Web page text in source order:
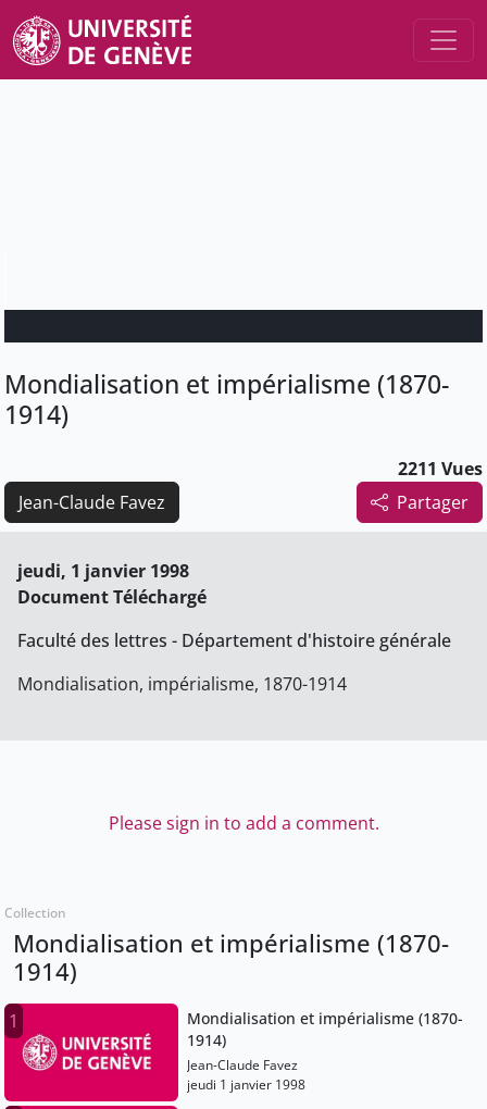
Mondialisation et impérialisme (1870-
1914)
2211 Vues
Partager
Jean-Claude Favez
jeudi, 1 janvier 1998
Document Téléchargé
Faculté des lettres - Département d'histoire générale
Mondialisation, impérialisme, 1870-1914
Please sign in to add a comment.
Collection
Mondialisation et impérialisme (1870-
1914)
1
Mondialisation et impérialisme (1870-
1914)
Jean-Claude Favez
jeudi 1 janvier 1998